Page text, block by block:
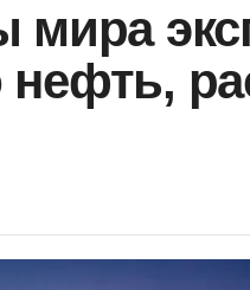
мира
нефть,